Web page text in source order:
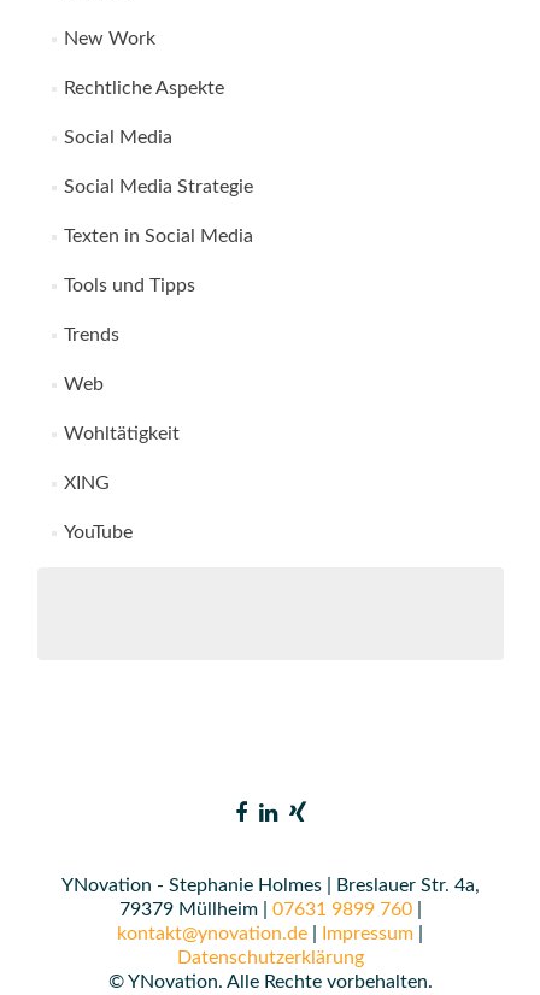
New Work
Rechtliche Aspekte
Social Media
Social Media Strategie
Texten in Social Media
Tools und Tipps
Trends
Web
Wohltätigkeit
XING
YouTube
YNovation - Stephanie Holmes | Breslauer Str. 4a,
79379 Müllheim | 07631 9899 760|
kontakt@ynovation.de
Impressum
Datenschutzerklärung
© YNovation. Alle Rechte vorbehalten.